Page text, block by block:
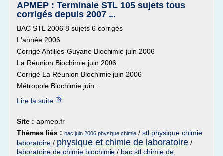
APMEP : Terminale STL 105 sujets tous
corrigés depuis 2007 ...
BAC STL 2006 8 sujets 6 corrigés
L'année 2006
Corrigé Antilles-Guyane Biochimie juin 2006
La Réunion Biochimie juin 2006
Corrigé La Réunion Biochimie juin 2006
Métropole Biochimie juin...
Lire la suite
Site : apmep.fr
Thèmes liés : bac juin 2006 physique chimie / stl physique chimie
laboratoire / physique et chimie de laboratoire /
laboratoire de chimie biochimie / bac stl chimie de